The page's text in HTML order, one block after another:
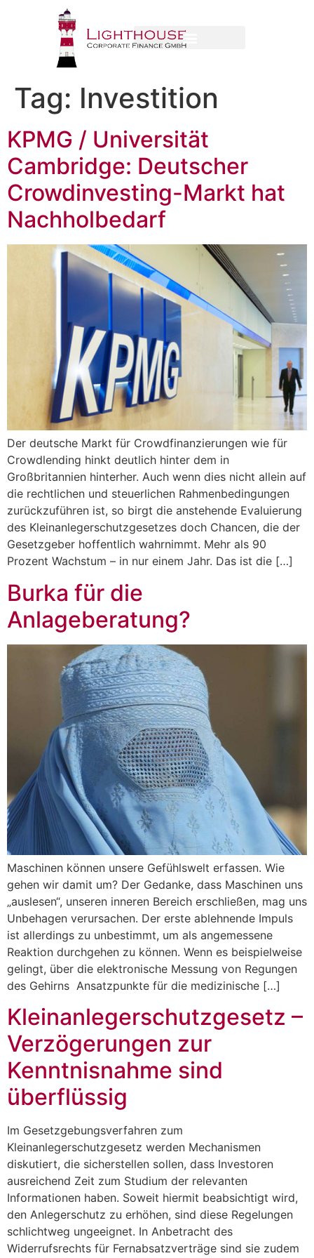
Tag: Investition
KPMG / Universität
Cambridge: Deutscher
Crowdinvesting-Markt hat
Nachholbedarf
Der deutsche Markt für Crowdfinanzierungen wie für
Crowdlending hinkt deutlich hinter dem in
Großbritannien hinterher. Auch wenn dies nicht allein auf
die rechtlichen und steuerlichen Rahmenbedingungen
zurückzuführen ist, so birgt die anstehende Evaluierung
des Kleinanlegerschutzgesetzes doch Chancen, die der
Gesetzgeber hoffentlich wahrnimmt. Mehr als 90
Prozent Wachstum – in nur einem Jahr. Das ist die […]
Burka für die
Anlageberatung?
Maschinen können unsere Gefühlswelt erfassen. Wie
gehen wir damit um? Der Gedanke, dass Maschinen uns
„auslesen“, unseren inneren Bereich erschließen, mag uns
Unbehagen verursachen. Der erste ablehnende Impuls
ist allerdings zu unbestimmt, um als angemessene
Reaktion durchgehen zu können. Wenn es beispielweise
gelingt, über die elektronische Messung von Regungen
des Gehirns Ansatzpunkte für die medizinische […]
Kleinanlegerschutzgesetz –
Verzögerungen zur
Kenntnisnahme sind
überflüssig
Im Gesetzgebungsverfahren zum
Kleinanlegerschutzgesetz werden Mechanismen
diskutiert, die sicherstellen sollen, dass Investoren
ausreichend Zeit zum Studium der relevanten
Informationen haben. Soweit hiermit beabsichtigt wird,
den Anlegerschutz zu erhöhen, sind diese Regelungen
schlichtweg ungeeignet. In Anbetracht des
Widerrufsrechts für Fernabsatzverträge sind sie zudem